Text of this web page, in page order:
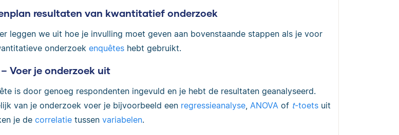
resultaten van kwantitatief onderzoek
leggen we uit hoe je invulling moet geven aan bovenstaande stappen als je voor
onderzoek enquêtes hebt gebruikt.
Voer je onderzoek uit
is door genoeg respondenten ingevuld en je hebt de resultaten geanalyseerd.
van je onderzoek voer je bijvoorbeeld een regressieanalyse, ANOVA of t-toets uit
je de correlatie tussen variabelen.